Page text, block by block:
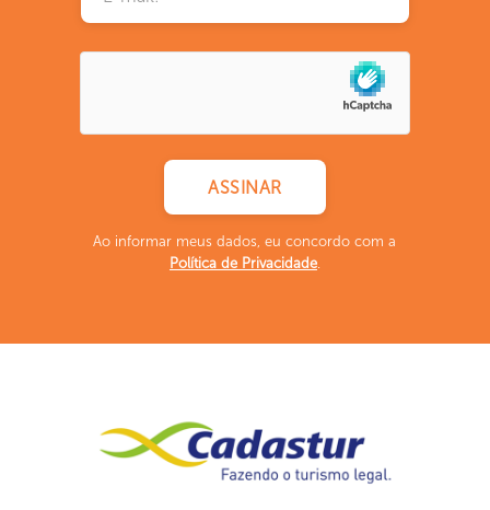
Ao informar meus dados, eu concordo com a
Política de Privacidade.